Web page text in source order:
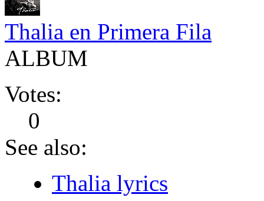
Thalia en Primera Fila
ALBUM
Votes:
0
See also:
Thalia lyrics